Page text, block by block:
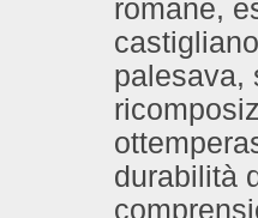
romane,
palesava,
durabilità